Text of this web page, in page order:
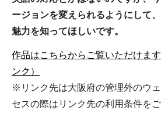
ージョンを変えられるようにして
魅力を知ってほしいです。
作品はこちらからご覧いただけま
ンク）
※リンク先は大阪府の管理外のウ
セスの際はリンク先の利用条件をご